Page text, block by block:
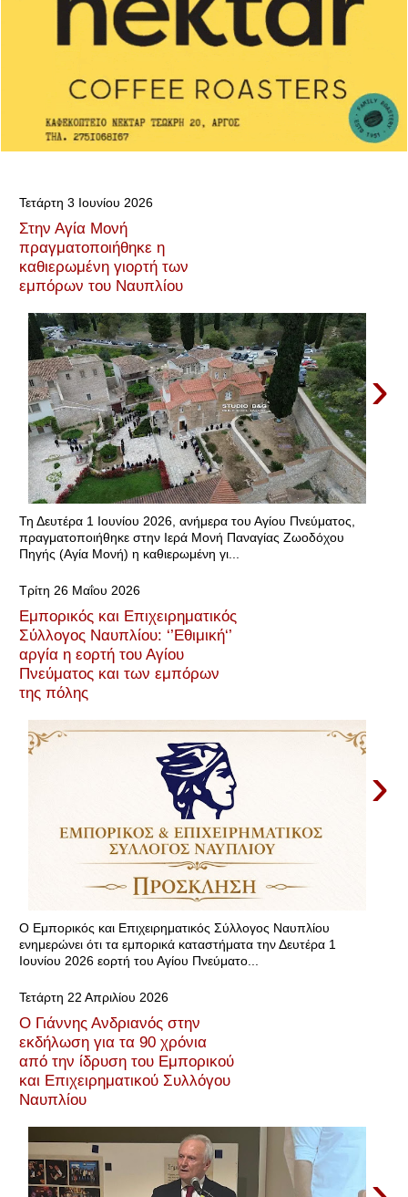
Τετάρτη 3 Ιουνίου 2026
Στην Αγία Μονή
πραγματοποιήθηκε η
καθιερωμένη γιορτή των
εμπόρων του Ναυπλίου
›
Τη Δευτέρα 1 Ιουνίου 2026, ανήμερα του Αγίου Πνεύματος,
πραγματοποιήθηκε στην Ιερά Μονή Παναγίας Ζωοδόχου
Πηγής (Αγία Μονή) η καθιερωμένη γι...
Τρίτη 26 Μαΐου 2026
Εμπορικός και Επιχειρηματικός
Σύλλογος Ναυπλίου: ‘’Εθιμική‘’
αργία η εορτή του Αγίου
Πνεύματος και των εμπόρων
της πόλης
›
Ο Εμπορικός και Επιχειρηματικός Σύλλογος Ναυπλίου
ενημερώνει ότι τα εμπορικά καταστήματα την Δευτέρα 1
Ιουνίου 2026 εορτή του Αγίου Πνεύματο...
Τετάρτη 22 Απριλίου 2026
Ο Γιάννης Ανδριανός στην
εκδήλωση για τα 90 χρόνια
από την ίδρυση του Εμπορικού
και Επιχειρηματικού Συλλόγου
Ναυπλίου